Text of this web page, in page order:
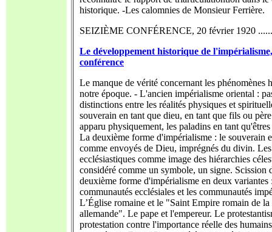
historique. -Les calomnies de Monsieur Ferrière.
SEIZIÈME CONFÉRENCE, 20 février 1920
Le développement historique de
conférence
Le manque de vérité concernant les phénomènes
notre époque. - L'ancien impérialisme oriental :
distinctions entre les réalités physiques et
souverain en tant que dieu, en tant que fils ou
apparu physiquement, les paladins en tant
La deuxième forme d'impérialisme : le souverain
comme envoyés de Dieu, imprégnés du divin.
ecclésiastiques comme image des hiérarchies
considéré comme un symbole, un signe. Scission
deuxième forme d'impérialisme en deux variantes
communautés ecclésiales et les communautés
L’Église romaine et le "Saint Empire romain de la
allemande". Le pape et l'empereur. Le
protestation contre l'importance réelle des